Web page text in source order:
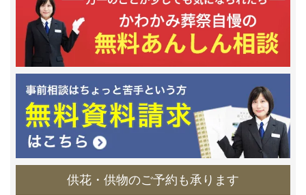
供花・供物のご予約も承ります